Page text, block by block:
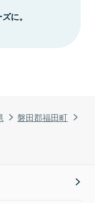
磐田郡福田町
に。